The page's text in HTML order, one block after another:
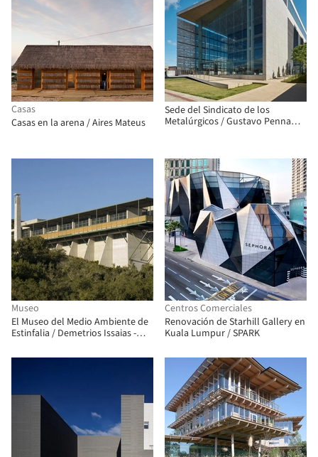
Casas
Casas en la arena / Aires Mateus
Sede del Sindicato de los
Metalúrgicos / Gustavo Penna
Museo
El Museo del Medio Ambiente de
Estinfalia / Demetrios Issaias -
Centros Comerciales
Renovación de Starhill Gallery en
Kuala Lumpur / SPARK